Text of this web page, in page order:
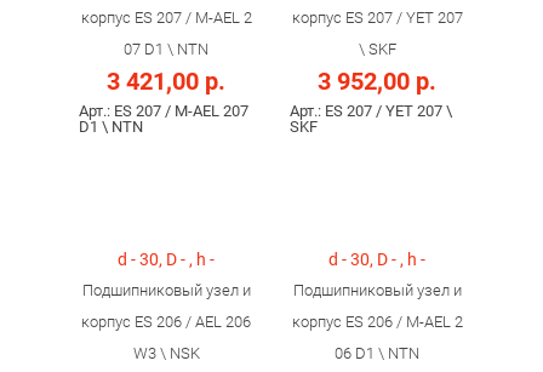
корпус ES 207 / M-AEL 2
07 D1 \ NTN
3 421,00 р.
Арт.: ES 207 / M-AEL 207
D1 \ NTN
корпус ES 207 / YET 207
\ SKF
3 952,00 р.
Арт.: ES 207 / YET 207 \
SKF
d - 30, D - , h -
Подшипниковый узел и
корпус ES 206 / AEL 206
W3 \ NSK
d - 30, D - , h -
Подшипниковый узел и
корпус ES 206 / M-AEL 2
06 D1 \ NTN